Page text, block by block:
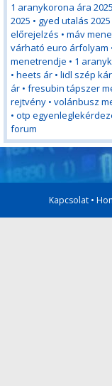
1 aranykorona ára 2025
2025 • gyed utalás 2025
előrejelzés • máv
várható euro árfolyam
menetrendje • 1
• heets ár • lidl szép
ár • fresubin tápszer
rejtvény • volánbusz
• otp
forum
Kapcsolat•